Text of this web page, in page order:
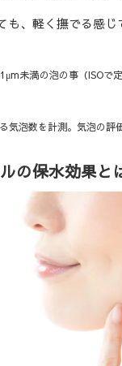
も、軽く撫でる感
未満の泡の事（ISOで
泡数を計測。気泡の評
の保水効果と